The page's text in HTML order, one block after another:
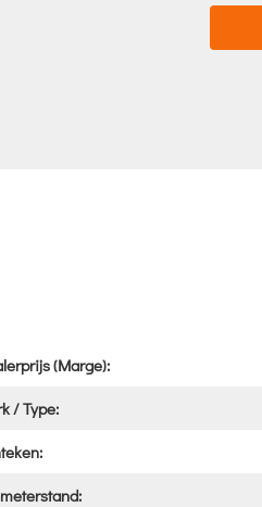
(Marge):
/ Type: